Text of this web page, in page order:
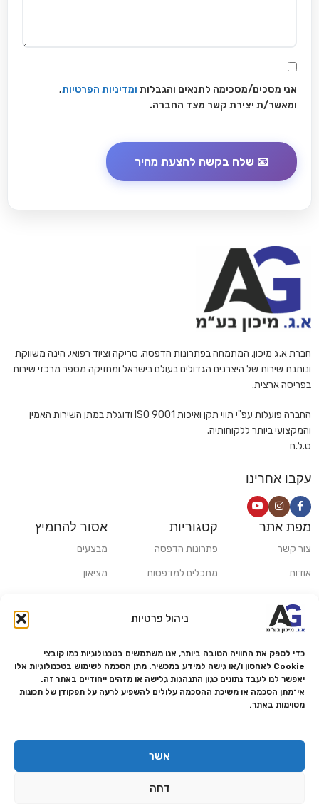
ניהול פרטיות
כדי לספק את החוויה הטובה ביותר, אנו משתמשים בטכנולוגיות כמו קובצי
Cookie לאחסון ו/או גישה למידע במכשיר. מתן הסכמה לשימוש בטכנולוגיות אלו
יאפשר לנו לעבד נתונים כגון התנהגות גלישה או מזהים ייחודיים באתר זה.
אי־מתן הסכמה או משיכת ההסכמה עלולים להשפיע לרעה על תפקודן של תכונות
מסוימות באתר.
אשר
דחה
אני מסכים/מסכימה לתנאים והגבלות ומדיניות הפרטיות,
ומאשר/ת יצירת קשר מצד החברה.
חברת א.ג מיכון, המתמחה בפתרונות הדפסה, סריקה וציוד רפואי, הינה משווקת
ונותנת שירות של היצרנים הגדולים בעולם בישראל ומחזיקה מספר מרכזי שירות
בפריסה ארצית.
החברה פועלות עפ"י תווי תקן ואיכות ISO 9001 ודוגלת במתן השירות האמין
והמקצועי ביותר ללקוחותיה.
ט.ל.ח
עקבו אחרינו
מפת אתר
צור קשר
אודות
משלוחים ואיסוף עצמי
מותגים
מעבדת תיקונים
מדיניות פרטיות
מדיניות החזרות והחזרים
קטגוריות
פתרונות הדפסה
מתכלים למדפסות
פתרונות סריקה
פתרונות למגזר הרפואי
אסור להחמיץ
מבצעים
מציאון